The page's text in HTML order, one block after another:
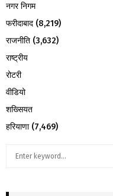
नगर निगम
फरीदाबाद (8,219)
राजनीति (3,632)
राष्ट्रीय
रोटरी
वीडियो
शख्सियत
हरियाणा(7,469)